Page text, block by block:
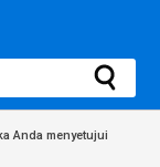
Anda menyetujui